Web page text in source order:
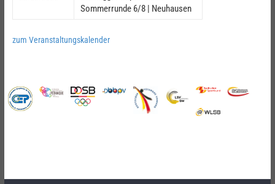
Sommerrunde 6/8 | Neuhausen
zum Veranstaltungskalender